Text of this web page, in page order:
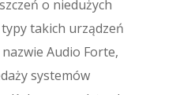
o niedużych
takich urządzeń
Audio Forte,
systemów